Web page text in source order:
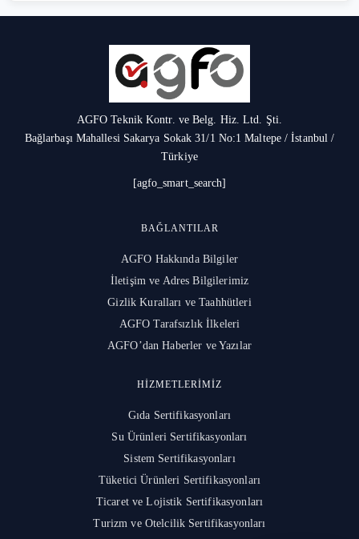
AGFO Teknik Kontr. ve Belg. Hiz. Ltd. Şti.
Bağlarbaşı Mahallesi Sakarya Sokak 31/1 No:1 Maltepe / İstanbul /
Türkiye
[agfo_smart_search]
BAĞLANTILAR
AGFO Hakkında Bilgiler
İletişim ve Adres Bilgilerimiz
Gizlik Kuralları ve Taahhütleri
AGFO Tarafsızlık İlkeleri
AGFO’dan Haberler ve Yazılar
HIZMETLERIMIZ
Gıda Sertifikasyonları
Su Ürünleri Sertifikasyonları
Sistem Sertifikasyonları
Tüketici Ürünleri Sertifikasyonları
Ticaret ve Lojistik Sertifikasyonları
Turizm ve Otelcilik Sertifikasyonları